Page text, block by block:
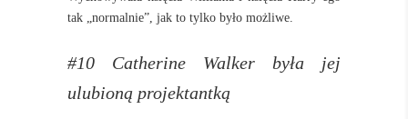
tak „normalnie”, jak to tylko było możliwe.
#10 Catherine Walker była jej
ulubioną projektantką